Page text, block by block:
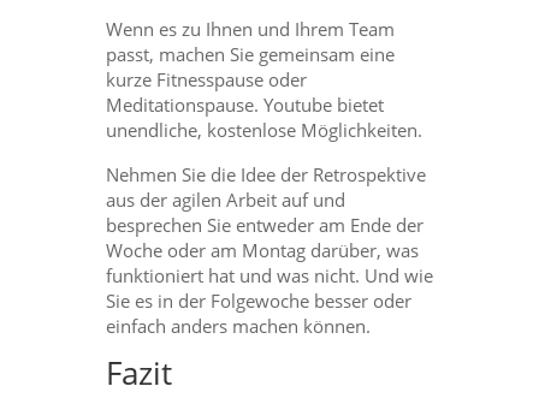
Wenn es zu Ihnen und Ihrem Team
passt, machen Sie gemeinsam eine
kurze Fitnesspause oder
Meditationspause. Youtube bietet
unendliche, kostenlose Möglichkeiten.
Nehmen Sie die Idee der Retrospektive
aus der agilen Arbeit auf und
besprechen Sie entweder am Ende der
Woche oder am Montag darüber, was
funktioniert hat und was nicht. Und wie
Sie es in der Folgewoche besser oder
einfach anders machen können.
Fazit